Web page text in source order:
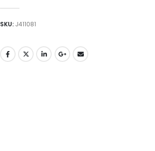
SKU: J411081